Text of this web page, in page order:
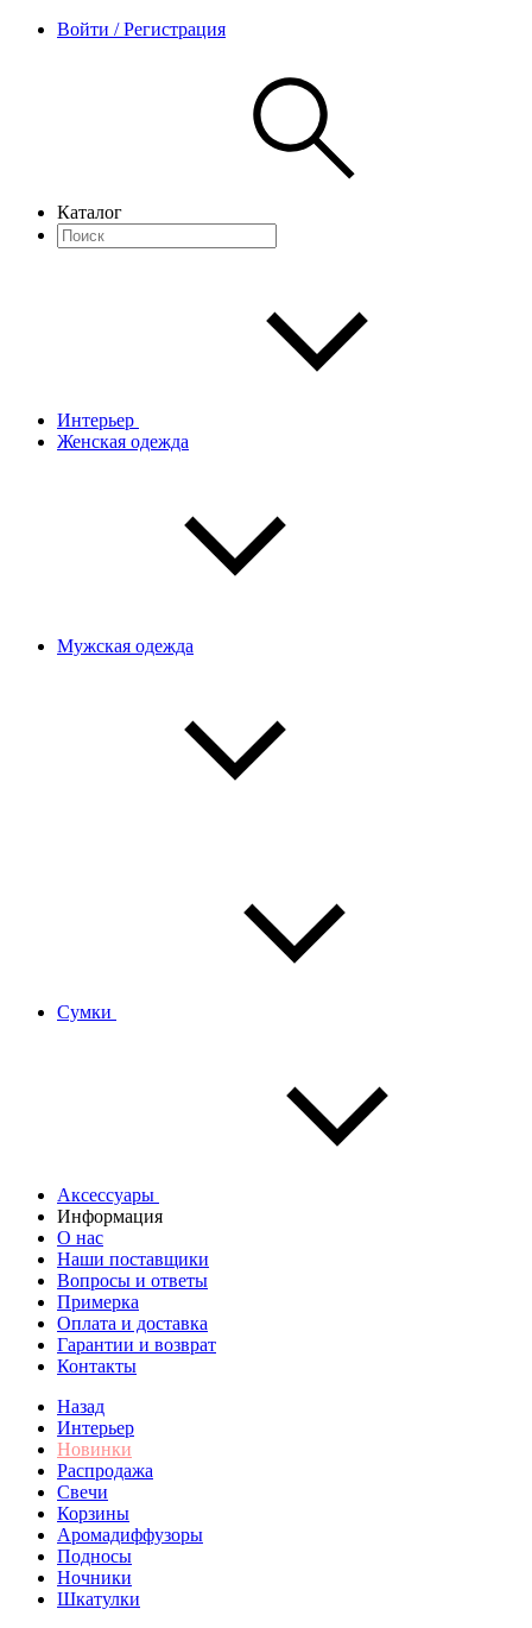
Войти / Регистрация
Каталог
Интерьер
Женская одежда
Мужская одежда
Сумки
Аксессуары
Информация
О нас
Наши поставщики
Вопросы и ответы
Примерка
Оплата и доставка
Гарантии и возврат
Контакты
Назад
Интерьер
Новинки
Распродажа
Свечи
Корзины
Аромадиффузоры
Подносы
Ночники
Шкатулки